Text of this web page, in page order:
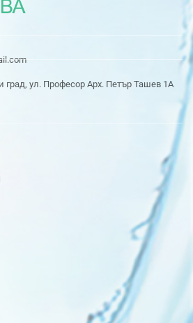
град, ул. Професор Арх. Петър Ташев 1А